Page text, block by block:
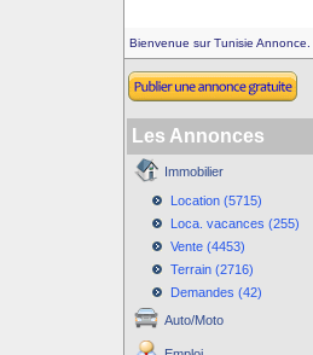
Bienvenue sur Tunisie Annonce.
Les Annonces
Immobilier
Location (5715)
Loca. vacances (255)
Vente (4453)
Terrain (2716)
Demandes (42)
Auto/Moto